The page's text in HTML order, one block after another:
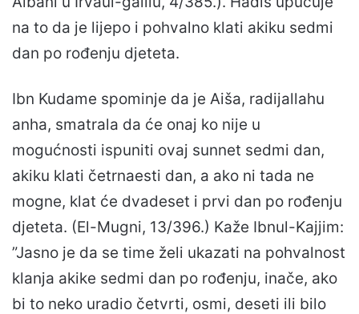
na to da je lijepo i pohvalno klati akiku sedmi
dan po rođenju djeteta.
Ibn Kudame spominje da je Aiša, radijallahu
anha, smatrala da će onaj ko nije u
mogućnosti ispuniti ovaj sunnet sedmi dan,
akiku klati četrnaesti dan, a ako ni tada ne
mogne, klat će dvadeset i prvi dan po rođenju
djeteta. (El-Mugni, 13/396.) Kaže Ibnul-Kajjim:
”Jasno je da se time želi ukazati na pohvalnost
klanja akike sedmi dan po rođenju, inače, ako
bi to neko uradio četvrti, osmi, deseti ili bilo